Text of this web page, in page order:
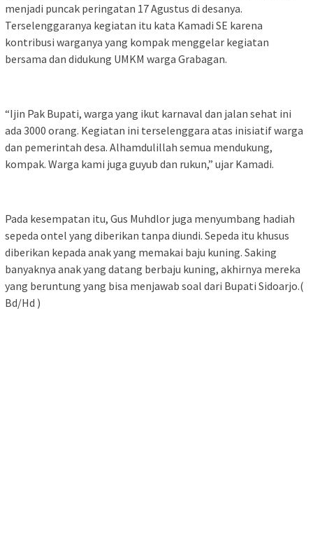
menjadi puncak peringatan 17 Agustus di desanya.
Terselenggaranya kegiatan itu kata Kamadi SE karena
kontribusi warganya yang kompak menggelar kegiatan
bersama dan didukung UMKM warga Grabagan.
“Ijin Pak Bupati, warga yang ikut karnaval dan jalan sehat ini
ada 3000 orang. Kegiatan ini terselenggara atas inisiatif warga
dan pemerintah desa. Alhamdulillah semua mendukung,
kompak. Warga kami juga guyub dan rukun,” ujar Kamadi.
Pada kesempatan itu, Gus Muhdlor juga menyumbang hadiah
sepeda ontel yang diberikan tanpa diundi. Sepeda itu khusus
diberikan kepada anak yang memakai baju kuning. Saking
banyaknya anak yang datang berbaju kuning, akhirnya mereka
yang beruntung yang bisa menjawab soal dari Bupati Sidoarjo.(
Bd/Hd )